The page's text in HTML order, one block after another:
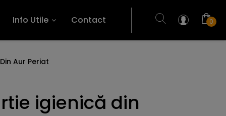
Info Utile Contact 0
Aur Periat
igienică din